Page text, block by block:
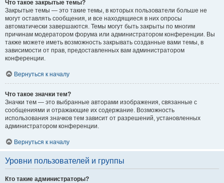
Что такое закрытые темы?
Закрытые темы — это такие темы, в которых пользователи больше не
могут оставлять сообщения, и все находящиеся в них опросы
автоматически завершаются. Темы могут быть закрыты по многим
причинам модератором форума или администратором конференции. Вы
также можете иметь возможность закрывать созданные вами темы, в
зависимости от прав, предоставленных вам администратором
конференции.
Вернуться к началу
Что такое значки тем?
Значки тем — это выбранные авторами изображения, связанные с
сообщениями и отражающие их содержание. Возможность
использования значков тем зависит от разрешений, установленных
администратором конференции.
Вернуться к началу
Уровни пользователей и группы
Кто такие администраторы?